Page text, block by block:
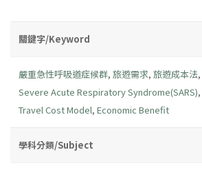
關鍵字/Keyword
嚴重急性呼吸道症候群, 旅遊需求, 旅遊成本法,
Severe Acute Respiratory Syndrome(SARS),
Travel Cost Model, Economic Benefit
學科分類/Subject